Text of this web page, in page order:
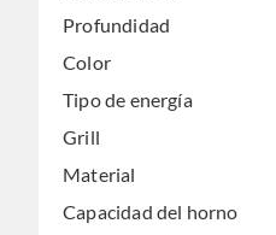
Profundidad
Color
Tipo de energía
Grill
Material
Capacidad del horno